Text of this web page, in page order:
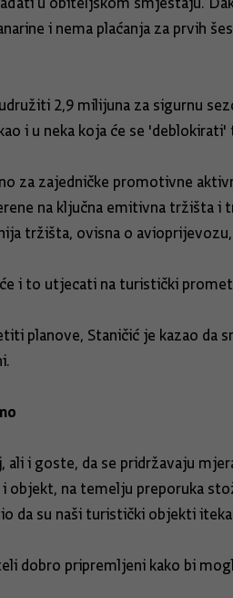
i nema plaćanja za prvih
2,9 milijuna za sigurnu
i u neka koja će se
za zajedničke promotivne
na ključna emitivna tržišta i
tržišta, ovisna o
i to utjecati na turistički
planove, Staničić je kazao da
i goste, da se pridržavaju
na temelju preporuka
da su naši turistički objekti
dobro pripremljeni kako bi